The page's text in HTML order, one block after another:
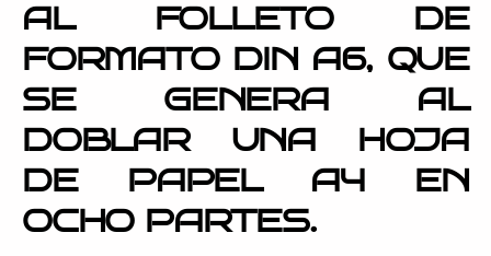
AL FOLLETO DE
FORMATO DIN A6, QUE
SE GENERA AL
DOBLAR UNA HOJA
DE PAPEL A4 EN
OCHO PARTES.